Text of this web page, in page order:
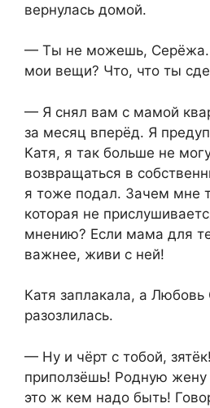
вернулась домой.
— Ты не можешь, Серёжа.
мои вещи? Что, что ты
— Я снял вам с мамой
за месяц вперёд. Я
Катя, я так больше не
возвращаться в
я тоже подал. Зачем мне
которая не
мнению? Если мама для
важнее, живи с ней!
Катя заплакала, а Любовь
разозлилась.
— Ну и чёрт с тобой,
приползёшь! Родную жену
это ж кем надо быть!